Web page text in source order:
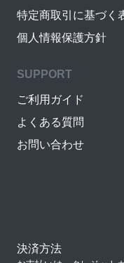
特定商取引に基づく
個人情報保護方針
SUPPORT
ご利用ガイド
よくある質問
お問い合わせ
決済方法